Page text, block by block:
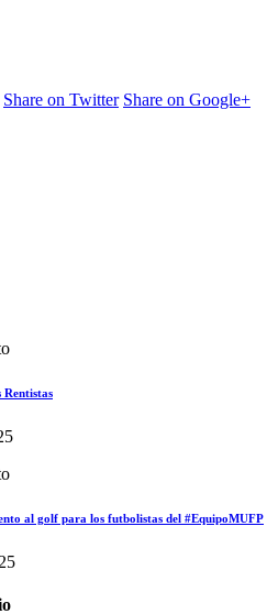
Share on Twitter Share on Google+
Rentistas
al golf para los futbolistas del #EquipoMUFP